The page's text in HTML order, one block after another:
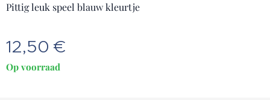
Pittig leuk speel blauw kleurtje
12,50 €
Op voorraad